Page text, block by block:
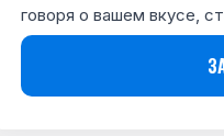
говоря о вашем вкусе,